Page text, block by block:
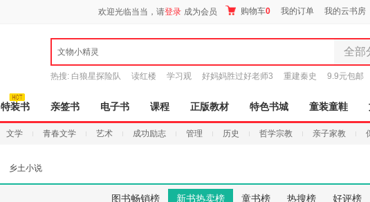
欢迎光临当当，请登录 成为会员 购物车0 我的订单 我的云书房
文物小精灵 全部
全部分
图书
电子书
音像
热搜: 白狼星探险队 读红楼 学习观 好妈妈胜过好老师3 重建秦史 9.9元包邮
特装书 亲签书 电子书 课程 正版教材 特色书城 童装童鞋
文学 青春文学 艺术 成功励志 管理 历史 哲学宗教 亲子家教
乡土小说
图书畅销榜 新书热卖榜 童书榜 热搜榜 好评榜